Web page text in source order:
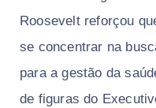
Roosevelt reforçou
se concentrar na
para a gestão da
de figuras do